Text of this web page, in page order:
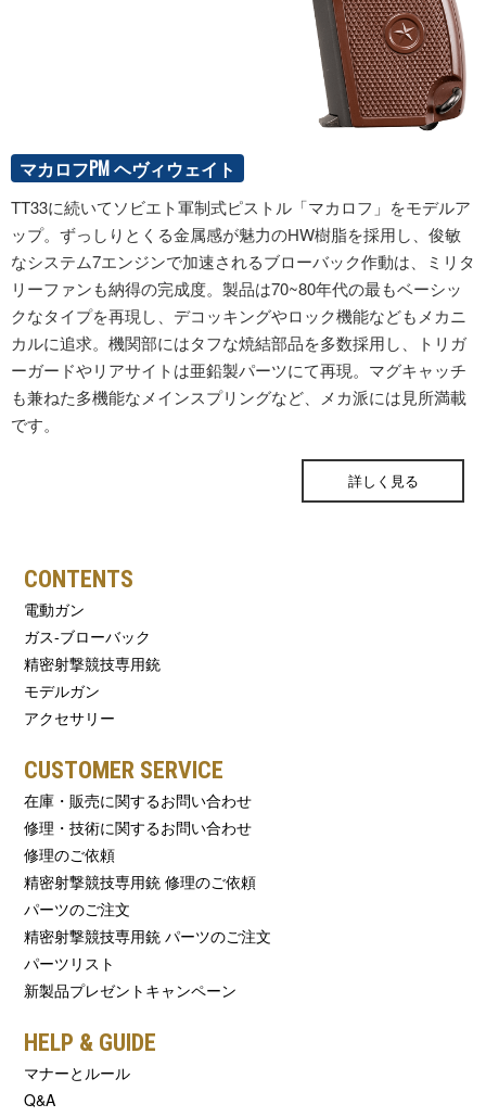
マカロフPM ヘヴィウェイト
TT33に続いてソビエト軍制式ピストル「マカロフ」をモデルア
ップ。ずっしりとくる金属感が魅力のHW樹脂を採用し、俊敏
なシステム7エンジンで加速されるブローバック作動は、ミリタ
リーファンも納得の完成度。製品は70~80年代の最もベーシッ
クなタイプを再現し、デコッキングやロック機能などもメカニ
カルに追求。機関部にはタフな焼結部品を多数採用し、トリガ
ーガードやリアサイトは亜鉛製パーツにて再現。マグキャッチ
も兼ねた多機能なメインスプリングなど、メカ派には見所満載
です。
詳しく見る
CONTENTS
電動ガン
ガス-ブローバック
精密射撃競技専用銃
モデルガン
アクセサリー
CUSTOMER SERVICE
在庫・販売に関するお問い合わせ
修理・技術に関するお問い合わせ
修理のご依頼
精密射撃競技専用銃 修理のご依頼
パーツのご注文
精密射撃競技専用銃 パーツのご注文
パーツリスト
新製品プレゼントキャンペーン
HELP & GUIDE
マナーとルール
Q&A